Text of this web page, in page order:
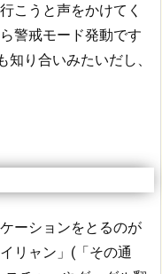
こうと声をかけてく
警戒モード発動です
知り合いみたいだし、
ーションをとるのが
リャン」(「その通